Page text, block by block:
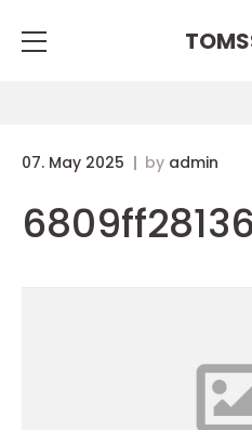
07. May 2025 by admin